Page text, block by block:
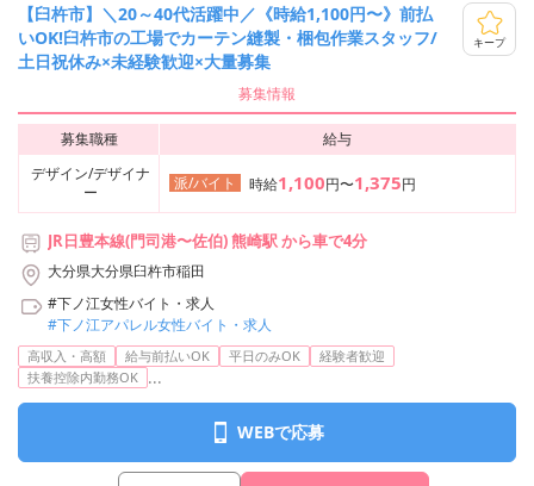
【臼杵市】＼20～40代活躍中／《時給1,100円〜》前払
いOK!臼杵市の工場でカーテン縫製・梱包作業スタッフ/
土日祝休み×未経験歓迎×大量募集
キープ
募集情報
募集職種
給与
デザイン/デザイナ
ー
派/バイト 時給1,100円〜1,375円
JR日豊本線(門司港〜佐伯) 熊崎駅 から車で4分
大分県大分県臼杵市稲田
#下ノ江女性バイト・求人
#下ノ江アパレル女性バイト・求人
高収入・高額 給与前払いOK 平日のみOK
経験者歓迎
扶養控除内勤務OK ...
WEBで応募